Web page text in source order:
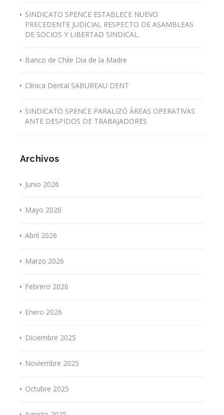
SINDICATO SPENCE ESTABLECE NUEVO
PRECEDENTE JUDICIAL RESPECTO DE ASAMBLEAS
DE SOCIOS Y LIBERTAD SINDICAL.
Banco de Chile Dia de la Madre
Clínica Dental SABUREAU DENT
SINDICATO SPENCE PARALIZÓ ÁREAS OPERATIVAS
ANTE DESPIDOS DE TRABAJADORES
Archivos
Junio 2026
Mayo 2026
Abril 2026
Marzo 2026
Febrero 2026
Enero 2026
Diciembre 2025
Noviembre 2025
Octubre 2025